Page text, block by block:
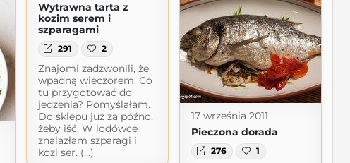
Wytrawna tarta z
kozim serem i
szparagami
291 2
Znajomi zadzwonili, że
wpadną wieczorem. Co
tu przygotować do
jedzenia? Pomyślałam.
Do sklepu już za późno,
żeby iść. W lodówce
znalazłam szparagi i
kozi ser. (...)
17 września 2011
Pieczona dorada
276 1